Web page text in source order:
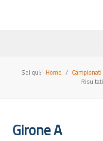
Sei qui: Home Campionati
Risultati
Girone A